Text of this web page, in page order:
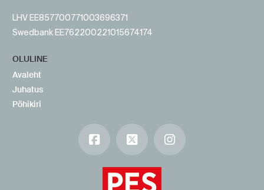
LHV EE857700771003696371
Swedbank EE762200221015674174
OLULINE
Avaleht
Juhatus
Põhikiri
Facebook
X